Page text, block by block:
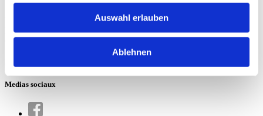
Auswahl erlauben
Ablehnen
Büntenrietstrasse 12
CH-8890 Flums
Medias sociaux